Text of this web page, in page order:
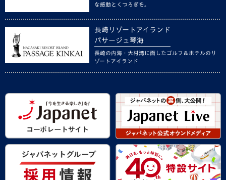
な感動とくつろぎを。
長崎リゾートアイランド
パサージュ琴海
長崎の内海・大村湾に面したゴルフ＆ホテルのリ
ゾートアイランド